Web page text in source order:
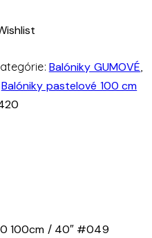
Balóniky GUMOVÉ,
Balóniky pastelové 100 cm
100cm / 40″ #049